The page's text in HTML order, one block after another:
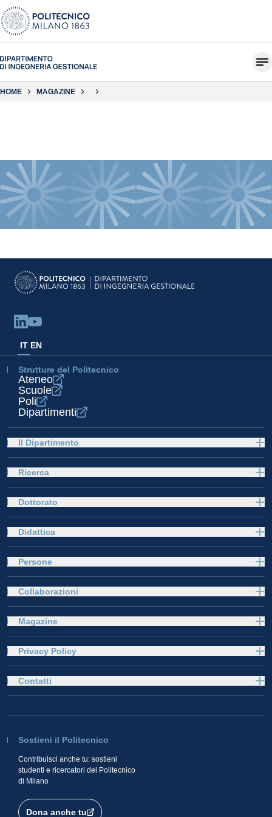
HOME MAGAZINE
IT EN
Strutture del Politecnico
Ateneo
Scuole
Poli
Dipartimenti
Il Dipartimento
Ricerca
Dottorato
Didattica
Persone
Collaborazioni
Magazine
Privacy Policy
Sostieni il Politecnico
Contribuisci anche tu: sostieni
studenti e ricercatori del Politecnico
di Milano
Dona anche tu
Contatti